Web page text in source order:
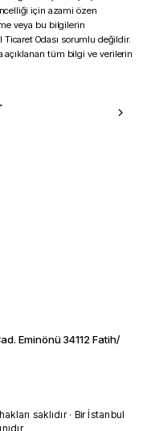
için azami özen
veya bu bilgilerin
Odası sorumlu değildir.
açıklanan tüm bilgi ve verilerin
Eminönü 34112 Fatih/
saklıdır · Bir İstanbul